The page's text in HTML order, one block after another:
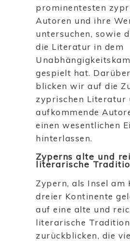
prominentesten
Autoren und ihre
untersuchen, sowie
die Literatur in dem
gespielt hat.
blicken wir auf die
zyprischen Literatur
aufkommende
einen wesentlichen
hinterlassen.
Zyperns alte und
literarische
Zypern, als Insel am
dreier Kontinente
auf eine alte und
literarische Tradition
zurückblicken, die